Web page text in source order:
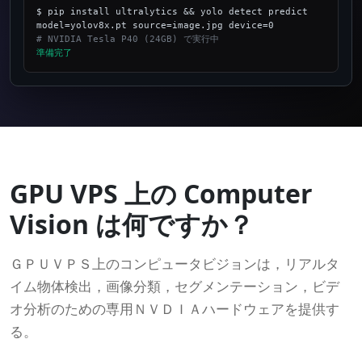
$ pip install ultralytics && yolo detect predict
# NVIDIA Tesla P40 (24GB) で実行中
準備完了
GPU VPS 上の Computer
Vision は何ですか？
ＧＰＵＶＰＳ上のコンピュータビジョンは，リアルタ
イム物体検出，画像分類，セグメンテーション，ビデ
オ分析のための専用ＮＶＤＩＡハードウェアを提供す
る。